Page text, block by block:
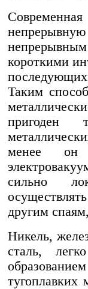
короткими
Таким
пригоден
менее он
сильно
другим
Никель,
сталь,
тугоплавких